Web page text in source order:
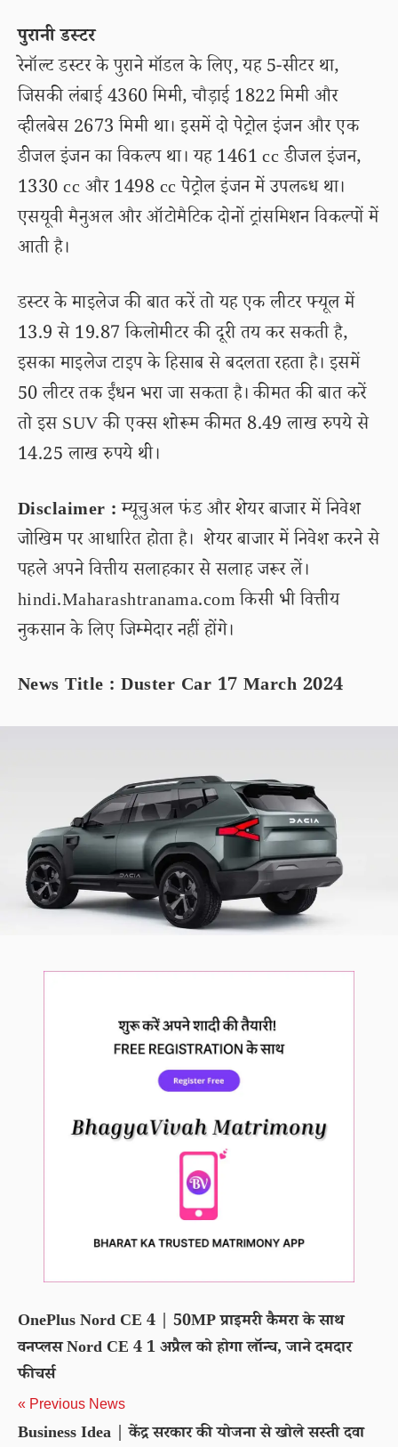
पुरानी डस्टर
रेनॉल्ट डस्टर के पुराने मॉडल के लिए, यह 5-सीटर था,
जिसकी लंबाई 4360 मिमी, चौड़ाई 1822 मिमी और
व्हीलबेस 2673 मिमी था। इसमें दो पेट्रोल इंजन और एक
डीजल इंजन का विकल्प था। यह 1461 cc डीजल इंजन,
1330 cc और 1498 cc पेट्रोल इंजन में उपलब्ध था।
एसयूवी मैनुअल और ऑटोमैटिक दोनों ट्रांसमिशन विकल्पों में
आती है।
डस्टर के माइलेज की बात करें तो यह एक लीटर फ्यूल में
13.9 से 19.87 किलोमीटर की दूरी तय कर सकती है,
इसका माइलेज टाइप के हिसाब से बदलता रहता है। इसमें
50 लीटर तक ईंधन भरा जा सकता है। कीमत की बात करें
तो इस SUV की एक्स शोरूम कीमत 8.49 लाख रुपये से
14.25 लाख रुपये थी।
Disclaimer :म्यूचुअल फंड और शेयर बाजार में निवेश
जोखिम पर आधारित होता है। शेयर बाजार में निवेश करने से
पहले अपने वित्तीय सलाहकार से सलाह जरूर लें।
hindi.Maharashtranama.com किसी भी वित्तीय
नुकसान के लिए जिम्मेदार नहीं होंगे।
News Title : Duster Car 17 March 2024
OnePlus Nord CE 4 | 50MP प्राइमरी कैमरा के साथ
वनप्लस Nord CE 4 1 अप्रैल को होगा लॉन्च, जाने दमदार
फीचर्स
« Previous News
Business Idea | केंद्र सरकार की योजना से खोले सस्ती दवा